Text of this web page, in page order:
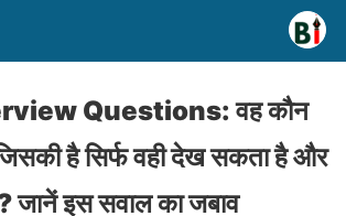
Questions: वह कौन
है सिर्फ वही देख सकता है और
जानें इस सवाल का जबाव